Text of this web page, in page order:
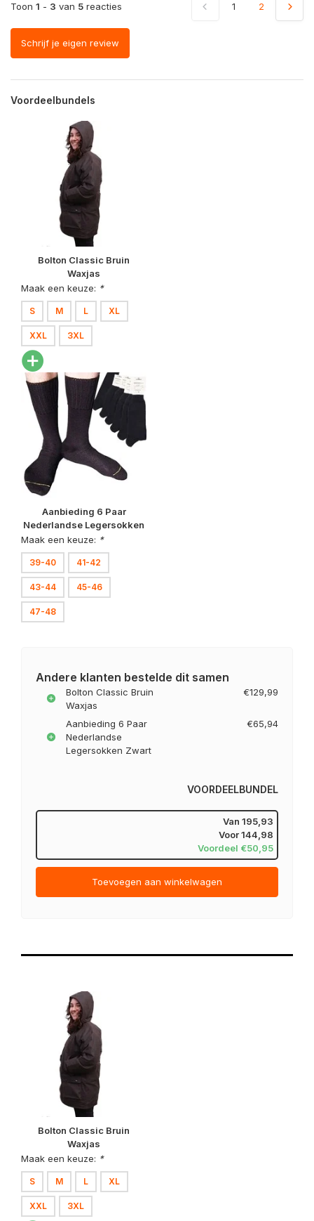
Toon 1 - 3 van 5 reacties 1 2
Schrijf je eigen review
Voordeelbundels
Bolton Classic Bruin
Waxjas
Maak een keuze: *
S M L XL
XXL 3XL
Aanbieding 6 Paar
Nederlandse Legersokken
Zwart
Maak een keuze: *
39-40 41-42
43-44 45-46
47-48
Andere klanten bestelde dit samen
Bolton Classic Bruin
Waxjas
€129,99
Aanbieding 6 Paar
Nederlandse
Legersokken Zwart
€65,94
VOORDEELBUNDEL
Van 195,93
Voor144,98
Voordeel €50,95
Toevoegen aan winkelwagen
Bolton Classic Bruin
Waxjas
Maak een keuze: *
S M L XL
XXL 3XL